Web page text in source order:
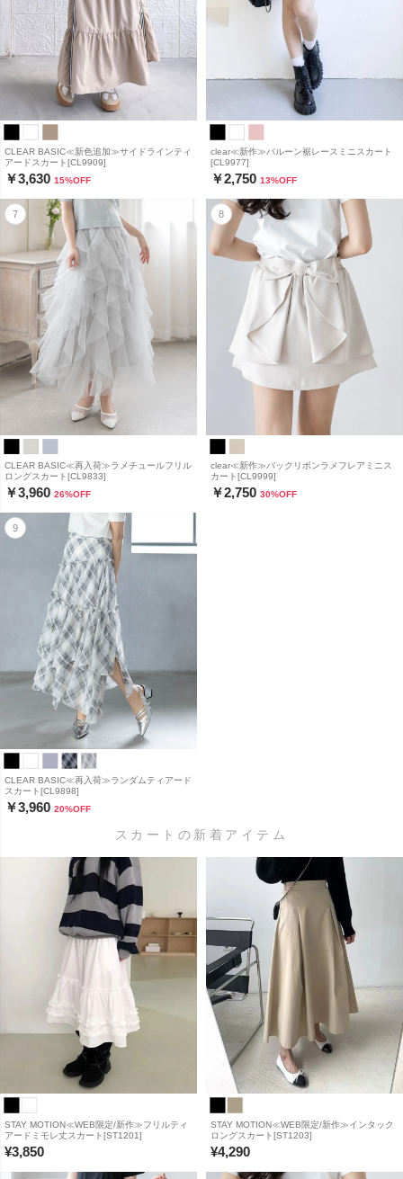
CLEAR BASIC≪新色追加≫サイドラインティ
アードスカート[CL9909]
￥3,630 15%OFF
clear≪新作≫バルーン裾レースミニスカート
[CL9977]
￥2,750 13%OFF
CLEAR BASIC≪再入荷≫ラメチュールフリル
ロングスカート[CL9833]
￥3,960 26%OFF
clear≪新作≫バックリボンラメフレアミニス
カート[CL9999]
￥2,750 30%OFF
CLEAR BASIC≪再入荷≫ランダムティアード
スカート[CL9898]
￥3,960 20%OFF
スカートの新着アイテム
STAY MOTION≪WEB限定/新作≫フリルティ
アードミモレ丈スカート[ST1201]
¥3,850
STAY MOTION≪WEB限定/新作≫インタック
ロングスカート[ST1203]
¥4,290